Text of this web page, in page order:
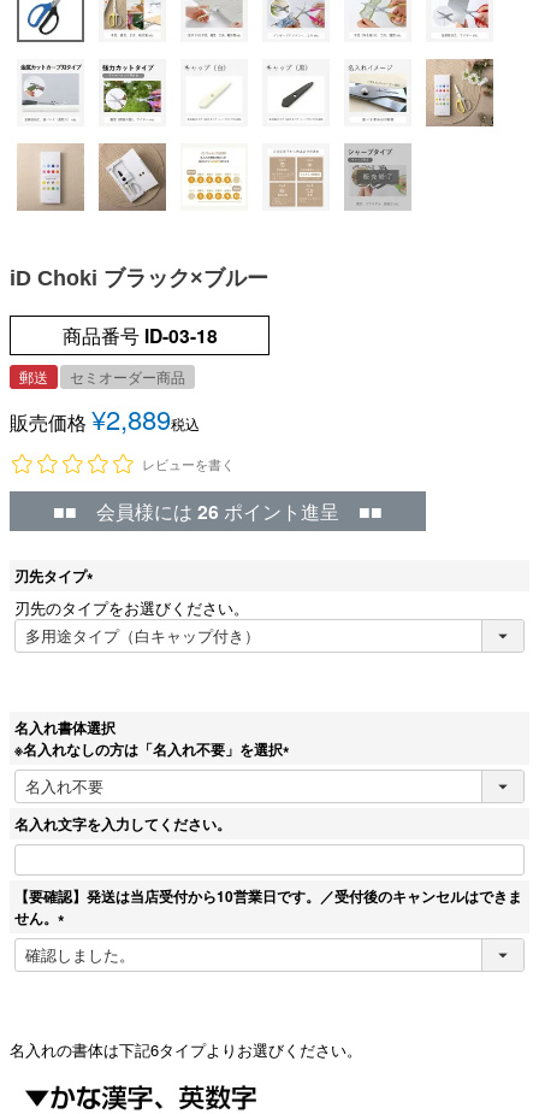
iD Choki ブラック×ブルー
商品番号 ID-03-18
郵送 セミオーダー商品
販売価格 ¥2,889税込
レビューを書く
■■ 会員様には 26 ポイント進呈 ■■
刃先タイプ
(
必
須
刃先のタイプをお選びください。
名入れ書体選択
※名入れなしの方は「名入れ不要」を選択
(
必
)
名入れ文字を入力してください。
【要確認】発送は当店受付から10営業日です。／受付後のキャンセルはできま
せん。
(
必
名入れの書体は下記6タイプよりお選びください。